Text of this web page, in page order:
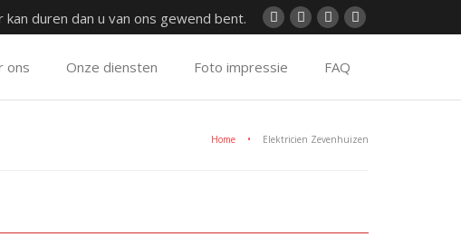
duren dan u van ons gewend bent.
ons Onze diensten Foto impressie FAQ
Home • Elektricien Zevenhuizen